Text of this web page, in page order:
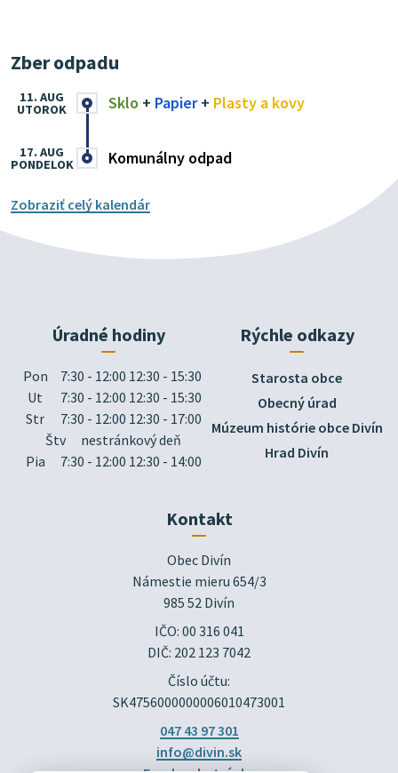
Zber odpadu
Sklo + Papier+ Plasty a kovy
11. AUG
UTOROK
Komunálny odpad
17. AUG
PONDELOK
Zobraziť celý kalendár
Úradné hodiny
Pon
7:30 - 12:00 12:30 - 15:30
Ut
7:30 - 12:00 12:30 - 15:30
Str
7:30 - 12:00 12:30 - 17:00
Štv
nestránkový deň
Pia
7:30 - 12:00 12:30 - 14:00
Rýchle odkazy
Starosta obce
Obecný úrad
Múzeum histórie obce Divín
Hrad Divín
Kontakt
Obec Divín
Námestie mieru 654/3
985 52 Divín
IČO: 00 316 041
DIČ: 202 123 7042
Číslo účtu:
SK4756000000006010473001
047 43 97 301
info@divin.sk